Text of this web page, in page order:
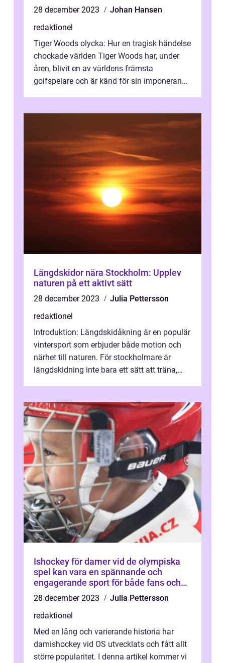
28 december 2023
Johan Hansen
redaktionel
Tiger Woods olycka: Hur en tragisk händelse
chockade världen Tiger Woods har, under
åren, blivit en av världens främsta
golfspelare och är känd för sin imponerande
Längdskidor nära Stockholm: Upplev
naturen på ett aktivt sätt
28 december 2023
Julia Pettersson
redaktionel
Introduktion: Längdskidåkning är en populär
vintersport som erbjuder både motion och
närhet till naturen. För stockholmare är
längdskidning inte bara ett sätt att träna,
Ishockey för damer vid de olympiska
spel kan vara en spännande och
engagerande sport för både fans och
deltagare
28 december 2023
Julia Pettersson
redaktionel
Med en lång och varierande historia har
damishockey vid OS utvecklats och fått allt
större popularitet. I denna artikel kommer vi